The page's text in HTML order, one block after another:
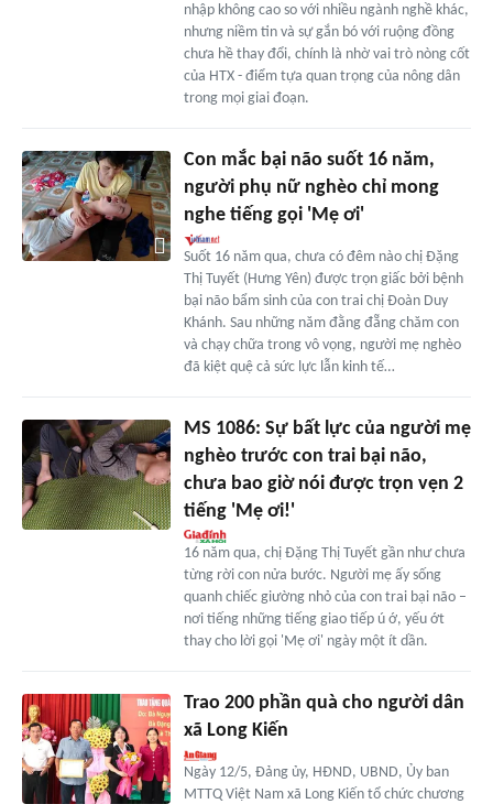
nhập không cao so với nhiều ngành nghề khác,
nhưng niềm tin và sự gắn bó với ruộng đồng
chưa hề thay đổi, chính là nhờ vai trò nòng cốt
của HTX - điểm tựa quan trọng của nông dân
trong mọi giai đoạn.
Con mắc bại não suốt 16 năm,
người phụ nữ nghèo chỉ mong
nghe tiếng gọi 'Mẹ ơi'
Suốt 16 năm qua, chưa có đêm nào chị Đặng
Thị Tuyết (Hưng Yên) được trọn giấc bởi bệnh
bại não bẩm sinh của con trai chị Đoàn Duy
Khánh. Sau những năm đằng đẵng chăm con
và chạy chữa trong vô vọng, người mẹ nghèo
đã kiệt quệ cả sức lực lẫn kinh tế…
MS 1086: Sự bất lực của người mẹ
nghèo trước con trai bại não,
chưa bao giờ nói được trọn vẹn 2
tiếng 'Mẹ ơi!'
16 năm qua, chị Đặng Thị Tuyết gần như chưa
từng rời con nửa bước. Người mẹ ấy sống
quanh chiếc giường nhỏ của con trai bại não –
nơi tiếng những tiếng giao tiếp ú ớ, yếu ớt
thay cho lời gọi 'Mẹ ơi' ngày một ít dần.
Trao 200 phần quà cho người dân
xã Long Kiến
Ngày 12/5, Đảng ủy, HĐND, UBND, Ủy ban
MTTQ Việt Nam xã Long Kiến tổ chức chương